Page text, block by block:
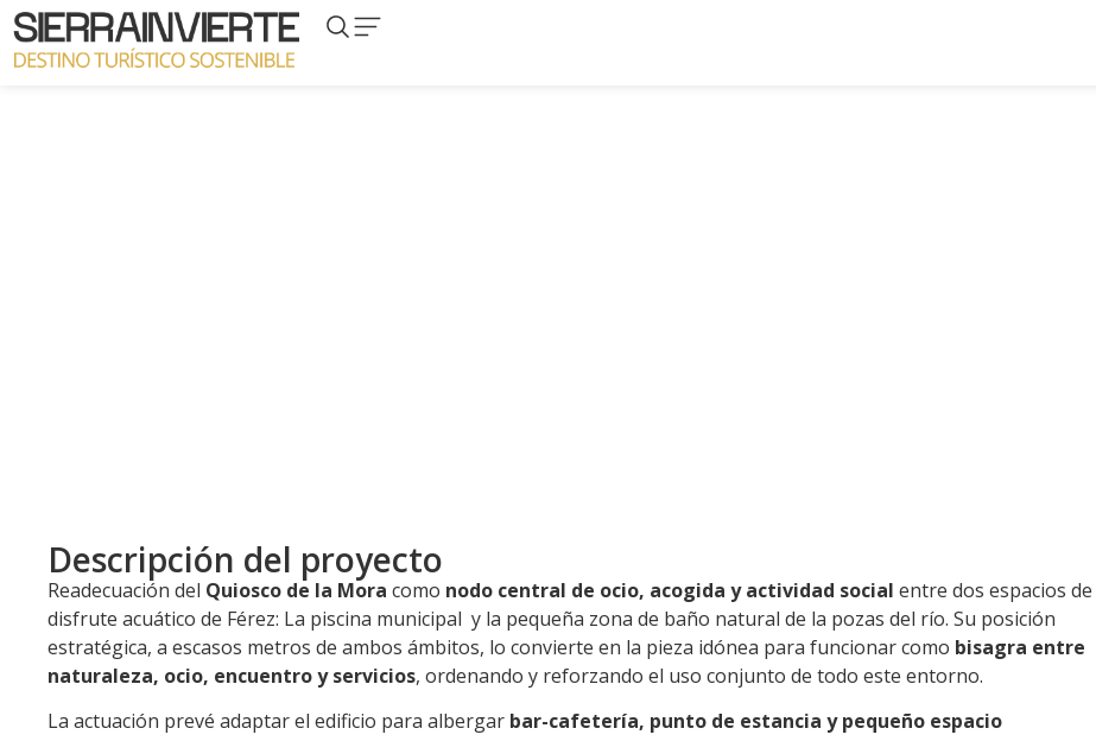
Descripción del proyecto
Readecuación del Quiosco de la Mora como nodo central de ocio, acogida y actividad social entre dos espacios de
disfrute acuático de Férez: La piscina municipal y la pequeña zona de baño natural de la pozas del río. Su posición
estratégica, a escasos metros de ambos ámbitos, lo convierte en la pieza idónea para funcionar como bisagra entre
naturaleza, ocio, encuentro y servicios, ordenando y reforzando el uso conjunto de todo este entorno.
La actuación prevé adaptar el edificio para albergar bar-cafetería, punto de estancia y pequeño espacio